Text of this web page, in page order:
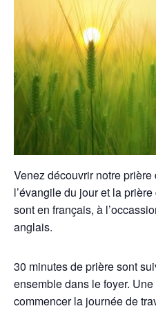
Venez découvrir notre
l’évangile du jour et la
sont en français, à
anglais.
30 minutes de prière sont
ensemble dans le foyer.
commencer la journée de